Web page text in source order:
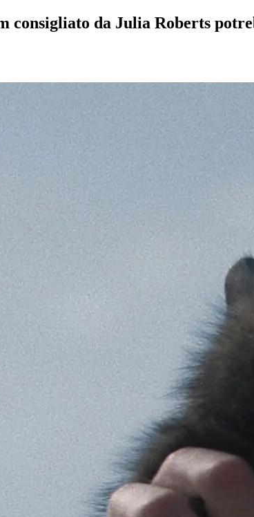
consigliato da Julia Roberts